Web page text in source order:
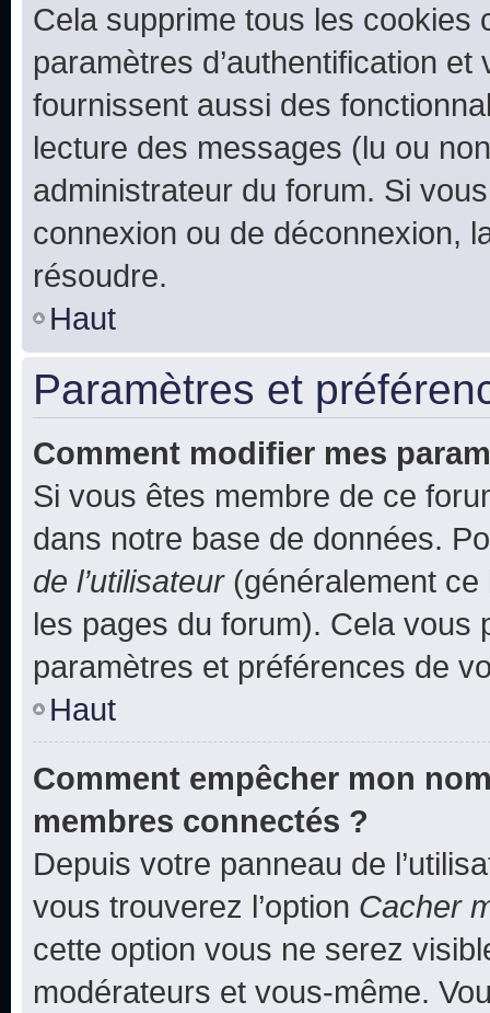
Cela supprime tous les cookies
paramètres d’authentification
fournissent aussi des
lecture des messages (lu ou
administrateur du forum. Si
connexion ou de déconnexion,
résoudre.
Haut
Paramètres et
Comment modifier mes
Si vous êtes membre de ce
dans notre base de données.
de l’utilisateur(généralement ce
les pages du forum). Cela vous
paramètres et préférences de
Haut
Comment empêcher mon
membres connectés ?
Depuis votre panneau de
vous trouverez l’option Cacher
cette option vous ne serez
modérateurs et vous-même.